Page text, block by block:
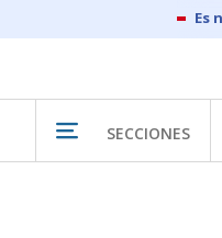
SECCIONES